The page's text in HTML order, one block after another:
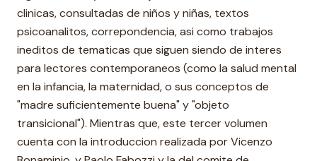
clinicas, consultadas de niños y niñas, textos
psicoanalitos, correpondencia, asi como trabajos
ineditos de tematicas que siguen siendo de interes
para lectores contemporaneos (como la salud mental
en la infancia, la maternidad, o sus conceptos de
"madre suficientemente buena" y "objeto
transicional"). Mientras que, este tercer volumen
cuenta con la introduccion realizada por Vicenzo